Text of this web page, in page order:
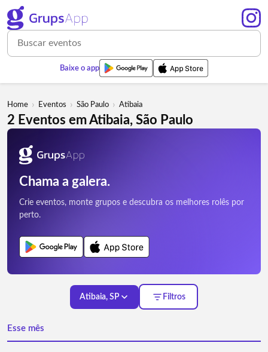
Baixe o app
Home › Eventos › São Paulo › Atibaia
2 Eventos em Atibaia, São Paulo
Chama a galera.
Crie eventos, monte grupos e descubra os melhores rolês por
perto.
Atibaia, SP Filtros
Esse mês